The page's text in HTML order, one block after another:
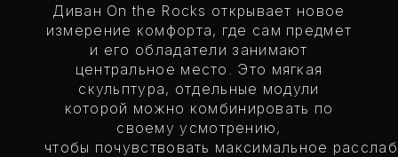
Диван On the Rocks открывает новое
измерение комфорта, где сам предмет
и его обладатели занимают
центральное место. Это мягкая
скульптура, отдельные модули
которой можно комбинировать по
своему усмотрению,
чтобы почувствовать максимальное